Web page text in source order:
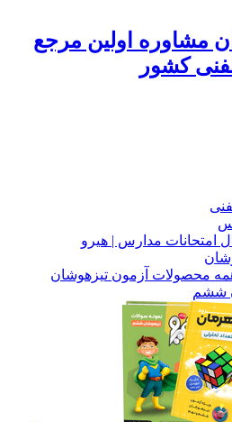
مشاوره اولین مرجع
کشور
امتحانات مدارس | هیرو
محصولات آزمون تیزهوشان
ششم